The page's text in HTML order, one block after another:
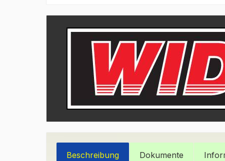
Beschreibung Dokumente